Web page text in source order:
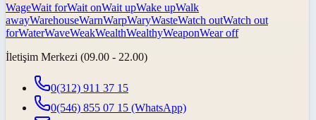
WageWait forWait onWait upWake upWalk
awayWarehouseWarnWarpWaryWasteWatch outWatch out
forWaterWaveWeakWealthWealthyWeaponWear off
İletişim Merkezi (09.00 - 22.00)
0(312) 911 37 15
0(546) 855 07 15 (WhatsApp)